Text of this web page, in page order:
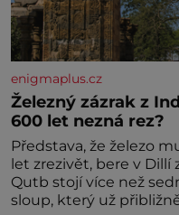
enigmaplus.cz
Železný zázrak z
600 let nezná rez?
Představa, že železo
let zrezivět, bere v
Qutb stojí více než
sloup, který už